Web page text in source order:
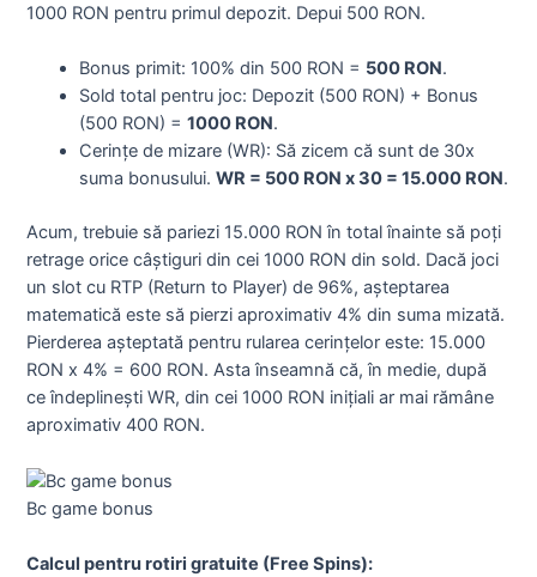
1000 RON pentru primul depozit. Depui 500 RON.
Bonus primit: 100% din 500 RON = 500 RON.
Sold total pentru joc: Depozit (500 RON) + Bonus
(500 RON) =1000 RON.
Cerințe de mizare (WR): Să zicem că sunt de 30x
suma bonusului.WR = 500 RON x 30 = 15.000 RON.
Acum, trebuie să pariezi 15.000 RON în total înainte să poți
retrage orice câștiguri din cei 1000 RON din sold. Dacă joci
un slot cu RTP (Return to Player) de 96%, așteptarea
matematică este să pierzi aproximativ 4% din suma mizată.
Pierderea așteptată pentru rularea cerințelor este: 15.000
RON x 4% = 600 RON. Asta înseamnă că, în medie, după
ce îndeplinești WR, din cei 1000 RON inițiali ar mai rămâne
aproximativ 400 RON.
Bc game bonus
Calcul pentru rotiri gratuite (Free Spins):